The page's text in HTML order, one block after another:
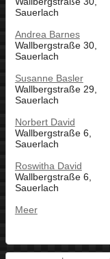
Sauerlach
Andrea Barnes
Wallbergstraße 30,
Sauerlach
Susanne Basler
Wallbergstraße 29,
Sauerlach
Norbert David
Wallbergstraße 6,
Sauerlach
Roswitha David
Wallbergstraße 6,
Sauerlach
Meer